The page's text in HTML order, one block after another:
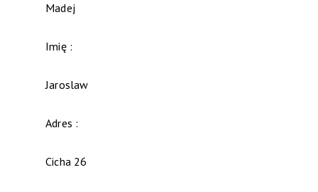
Madej
Imię :
Jaroslaw
Adres :
Cicha 26